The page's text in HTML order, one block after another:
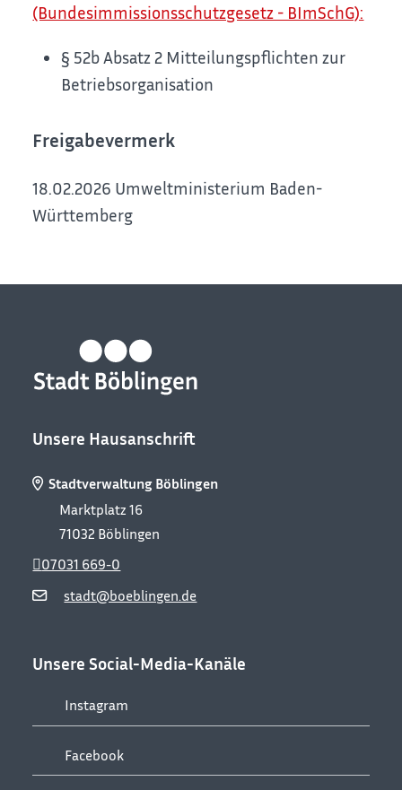
(Bundesimmissionsschutzgesetz - BImSchG):
§ 52b Absatz 2 Mitteilungspflichten zur
Betriebsorganisation
Freigabevermerk
18.02.2026 Umweltministerium Baden-
Württemberg
Unsere Hausanschrift
Stadtverwaltung Böblingen
Marktplatz 16
71032 Böblingen
stadt@boeblingen.de
07031 669-0
Unsere Social-Media-Kanäle
Instagram
Facebook